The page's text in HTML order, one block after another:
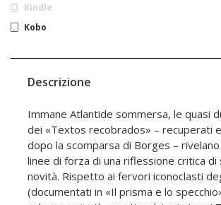
Kindle
Kobo
Descrizione
Immane Atlantide sommersa, le quasi
dei «Textos recobrados» – recuperati
dopo la scomparsa di Borges –
linee di forza di una riflessione critica
novità. Rispetto ai fervori iconoclasti
(documentati in «Il prisma e lo